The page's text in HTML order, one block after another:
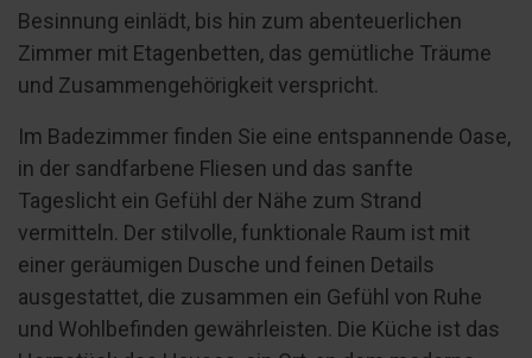
Besinnung einlädt, bis hin zum abenteuerlichen
Zimmer mit Etagenbetten, das gemütliche Träume
und Zusammengehörigkeit verspricht.
Im Badezimmer finden Sie eine entspannende Oase,
in der sandfarbene Fliesen und das sanfte
Tageslicht ein Gefühl der Nähe zum Strand
vermitteln. Der stilvolle, funktionale Raum ist mit
einer geräumigen Dusche und feinen Details
ausgestattet, die zusammen ein Gefühl von Ruhe
und Wohlbefinden gewährleisten. Die Küche ist das